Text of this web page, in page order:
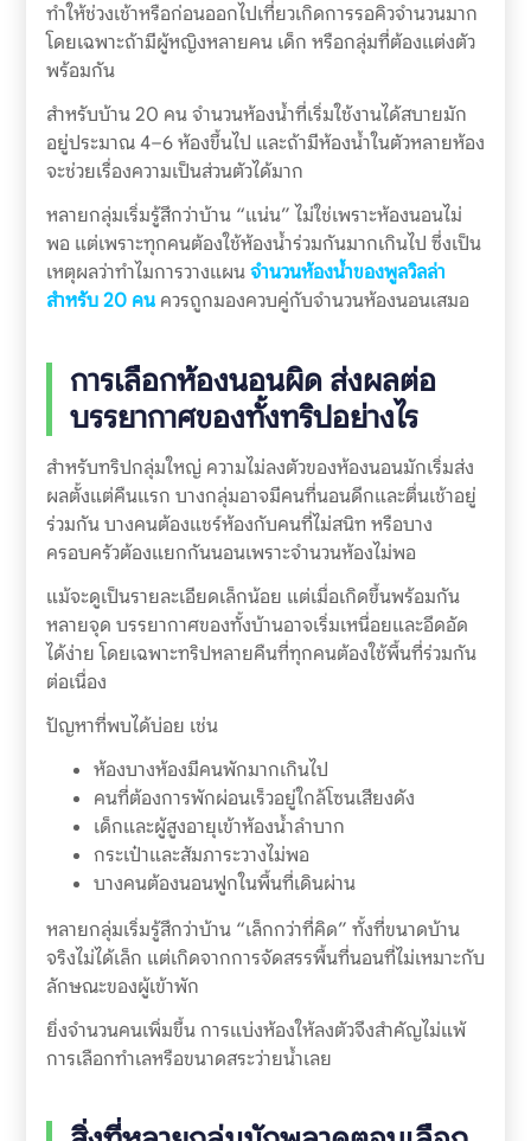
ทำให้ช่วงเช้าหรือก่อนออกไปเที่ยวเกิดการรอคิวจำนวนมาก
โดยเฉพาะถ้ามีผู้หญิงหลายคน เด็ก หรือกลุ่มที่ต้องแต่งตัว
พร้อมกัน
สำหรับบ้าน 20 คน จำนวนห้องน้ำที่เริ่มใช้งานได้สบายมัก
อยู่ประมาณ 4–6 ห้องขึ้นไป และถ้ามีห้องน้ำในตัวหลายห้อง
จะช่วยเรื่องความเป็นส่วนตัวได้มาก
หลายกลุ่มเริ่มรู้สึกว่าบ้าน “แน่น” ไม่ใช่เพราะห้องนอนไม่
พอ แต่เพราะทุกคนต้องใช้ห้องน้ำร่วมกันมากเกินไป ซึ่งเป็น
เหตุผลว่าทำไมการวางแผนจำนวนห้องน้ำของพูลวิลล่า
สำหรับ 20 คนควรถูกมองควบคู่กับจำนวนห้องนอนเสมอ
การเลือกห้องนอนผิด ส่งผลต่อ
บรรยากาศของทั้งทริปอย่างไร
สำหรับทริปกลุ่มใหญ่ ความไม่ลงตัวของห้องนอนมักเริ่มส่ง
ผลตั้งแต่คืนแรก บางกลุ่มอาจมีคนที่นอนดึกและตื่นเช้าอยู่
ร่วมกัน บางคนต้องแชร์ห้องกับคนที่ไม่สนิท หรือบาง
ครอบครัวต้องแยกกันนอนเพราะจำนวนห้องไม่พอ
แม้จะดูเป็นรายละเอียดเล็กน้อย แต่เมื่อเกิดขึ้นพร้อมกัน
หลายจุด บรรยากาศของทั้งบ้านอาจเริ่มเหนื่อยและอึดอัด
ได้ง่าย โดยเฉพาะทริปหลายคืนที่ทุกคนต้องใช้พื้นที่ร่วมกัน
ต่อเนื่อง
ปัญหาที่พบได้บ่อย เช่น
ห้องบางห้องมีคนพักมากเกินไป
คนที่ต้องการพักผ่อนเร็วอยู่ใกล้โซนเสียงดัง
เด็กและผู้สูงอายุเข้าห้องน้ำลำบาก
กระเป๋าและสัมภาระวางไม่พอ
บางคนต้องนอนฟูกในพื้นที่เดินผ่าน
หลายกลุ่มเริ่มรู้สึกว่าบ้าน “เล็กกว่าที่คิด” ทั้งที่ขนาดบ้าน
จริงไม่ได้เล็ก แต่เกิดจากการจัดสรรพื้นที่นอนที่ไม่เหมาะกับ
ลักษณะของผู้เข้าพัก
ยิ่งจำนวนคนเพิ่มขึ้น การแบ่งห้องให้ลงตัวจึงสำคัญไม่แพ้
การเลือกทำเลหรือขนาดสระว่ายน้ำเลย